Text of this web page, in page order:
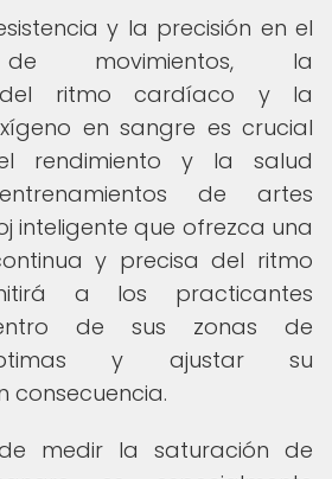
y la precisión en el
de movimientos, la
del ritmo cardíaco y la
en sangre es crucial
rendimiento y la salud
de artes
inteligente que ofrezca una
y precisa del ritmo
a los practicantes
de sus zonas de
y ajustar su
consecuencia.
medir la saturación de